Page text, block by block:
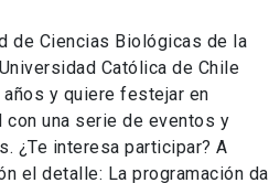
de Ciencias Biológicas de la
Católica de Chile
y quiere festejar en
con una serie de eventos y
¿Te interesa participar? A
el detalle: La programación da